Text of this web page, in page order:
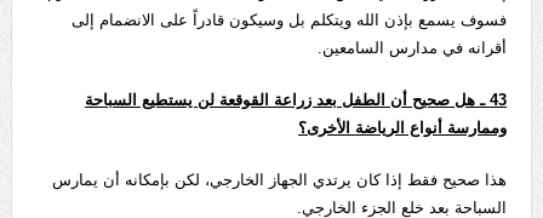
فسوف يسمع بإذن الله ويتكلم بل وسيكون قادراً على الانضمام إلى
أقرانه في مدارس السامعين.
43ـ هل صحيح أن الطفل بعد زراعة القوقعة لن يستطيع السباحة
وممارسة أنواع الرياضة الأخرى؟
هذا صحيح فقط إذا كان يرتدي الجهاز الخارجي، لكن بإمكانه أن يمارس
السباحة بعد خلع الجزء الخارجي.